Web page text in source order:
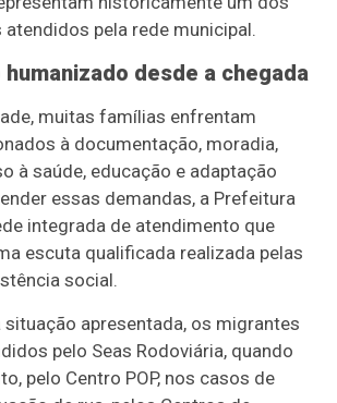
pela rede municipal.
desde a chegada
muitas famílias enfrentam
à documentação, moradia,
à saúde, educação e adaptação
essas demandas, a Prefeitura
integrada de atendimento que
escuta qualificada realizada pelas
social.
situação apresentada, os migrantes
pelo Seas Rodoviária, quando
pelo Centro POP, nos casos de